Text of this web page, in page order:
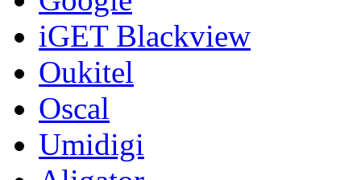
iGET Blackview
Oukitel
Oscal
Umidigi